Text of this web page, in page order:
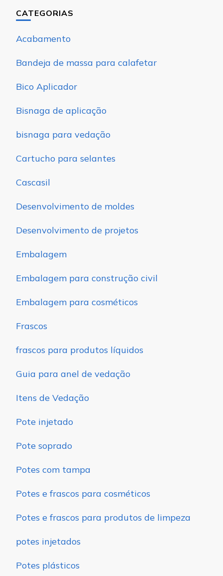
CATEGORIAS
Acabamento
Bandeja de massa para calafetar
Bico Aplicador
Bisnaga de aplicação
bisnaga para vedação
Cartucho para selantes
Cascasil
Desenvolvimento de moldes
Desenvolvimento de projetos
Embalagem
Embalagem para construção civil
Embalagem para cosméticos
Frascos
frascos para produtos líquidos
Guia para anel de vedação
Itens de Vedação
Pote injetado
Pote soprado
Potes com tampa
Potes e frascos para cosméticos
Potes e frascos para produtos de limpeza
potes injetados
Potes plásticos